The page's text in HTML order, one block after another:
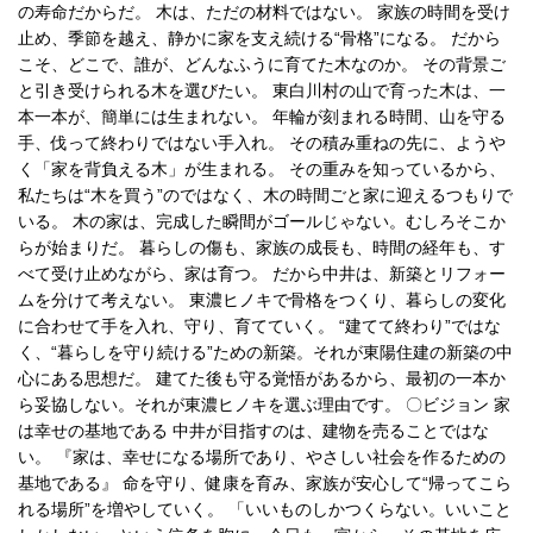
の寿命だからだ。 木は、ただの材料ではない。 家族の時間を受け
止め、季節を越え、静かに家を支え続ける“骨格”になる。 だから
こそ、どこで、誰が、どんなふうに育てた木なのか。 その背景ご
と引き受けられる木を選びたい。 東白川村の山で育った木は、一
本一本が、簡単には生まれない。 年輪が刻まれる時間、山を守る
手、伐って終わりではない手入れ。 その積み重ねの先に、ようや
く「家を背負える木」が生まれる。 その重みを知っているから、
私たちは“木を買う”のではなく、木の時間ごと家に迎えるつもりで
いる。 木の家は、完成した瞬間がゴールじゃない。むしろそこか
らが始まりだ。 暮らしの傷も、家族の成長も、時間の経年も、す
べて受け止めながら、家は育つ。 だから中井は、新築とリフォー
ムを分けて考えない。 東濃ヒノキで骨格をつくり、暮らしの変化
に合わせて手を入れ、守り、育てていく。 “建てて終わり”ではな
く、“暮らしを守り続ける”ための新築。それが東陽住建の新築の中
心にある思想だ。 建てた後も守る覚悟があるから、最初の一本か
ら妥協しない。それが東濃ヒノキを選ぶ理由です。 〇ビジョン 家
は幸せの基地である 中井が目指すのは、建物を売ることではな
い。 『家は、幸せになる場所であり、やさしい社会を作るための
基地である』 命を守り、健康を育み、家族が安心して“帰ってこら
れる場所”を増やしていく。 「いいものしかつくらない。いいこと